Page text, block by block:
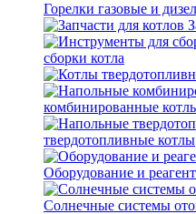
Горелки газовые и
сборки котла
комбинированные
твердотопливные котлы
Оборудование и
Солнечные системы